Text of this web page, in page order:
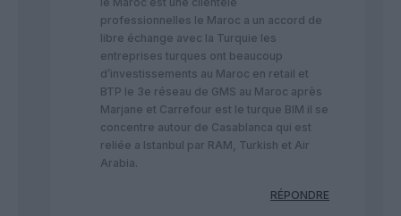
professionnelles le Maroc a un accord de
libre échange avec la Turquie les
entreprises turques ont beaucoup
d’investissements au Maroc en retail et
BTP le 3e réseau de GMS au Maroc après
Marjane et Carrefour est le turque BIM il se
concentre autour de Casablanca qui est
reliée a Istanbul par RAM, Turkish et Air
Arabia.
RÉPONDRE